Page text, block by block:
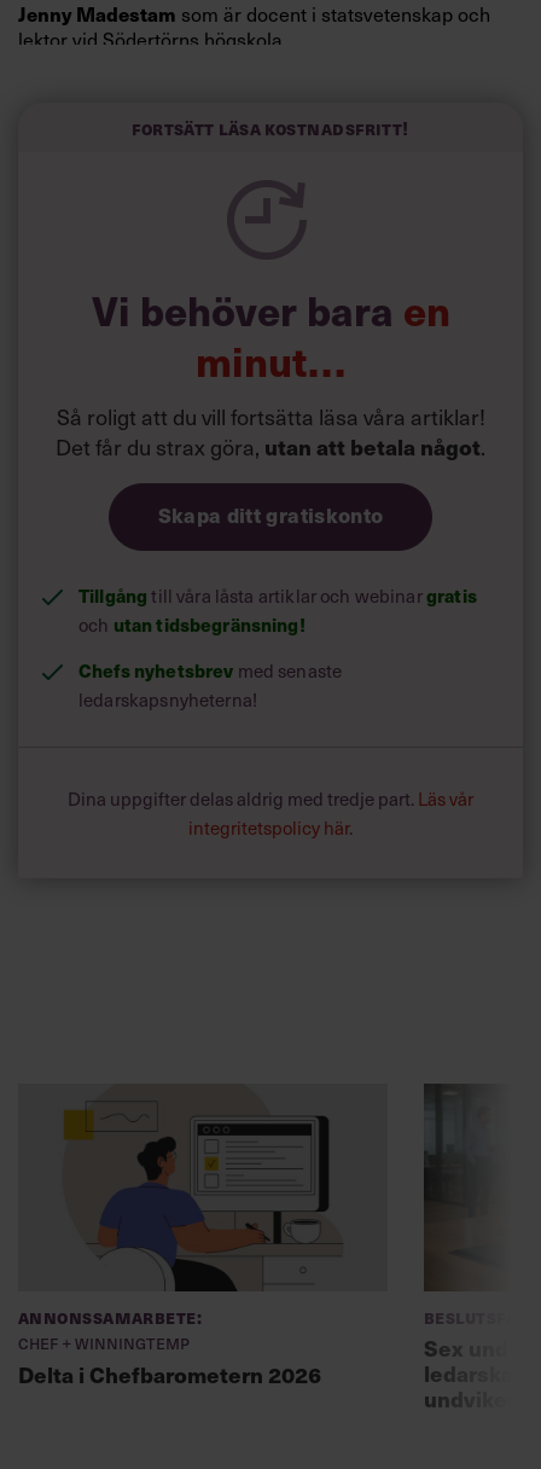
Jenny Madestam som är docent i statsvetenskap och
lektor vid Södertörns högskola.
kompetenta och stå med båda fötterna på jorden. Hellre
spelevink i högklackat, är hur jag brukar sammanfatta de
önskningar som svenskarna för fram i undersökningar.”
Siri Wikander: ”Led som i
Fortsätt läsa kostnadsfritt!
Vi behöver bara en
minut…
Så roligt att du vill fortsätta läsa våra artiklar!
Det får du strax göra, utan att betala något.
Skapa ditt gratiskonto
Tillgång till våra låsta artiklar och webinargratis
och utan tidsbegränsning!
Chefs nyhetsbrev med senaste
ledarskapsnyheterna!
Dina uppgifter delas aldrig med tredje part. Läs vår
integritetspolicy här.
Annonssamarbete:
Chef + Winningtemp
Delta i Chefbarometern 2026
undviker